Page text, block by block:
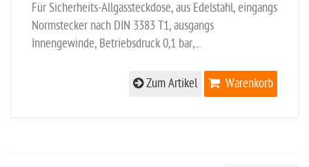
Für Sicherheits-Allgassteckdose, aus Edelstahl, eingangs
Normstecker nach DIN 3383 T1, ausgangs
Innengewinde, Betriebsdruck 0,1 bar,...
Warenkorb
Zum Artikel